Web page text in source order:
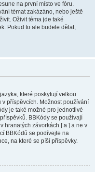
na první místo ve fóru.
témat zakázáno, nebo ještě
Oživit téma jde také
Pokud to ale budete dělat,
které poskytují velkou
příspěvcích. Možnost používání
je také možné pro jednotlivé
BBKódy se používají
hranatých závorkách [ a ] a ne v
BBKódů se podívejte na
na které se píší příspěvky.